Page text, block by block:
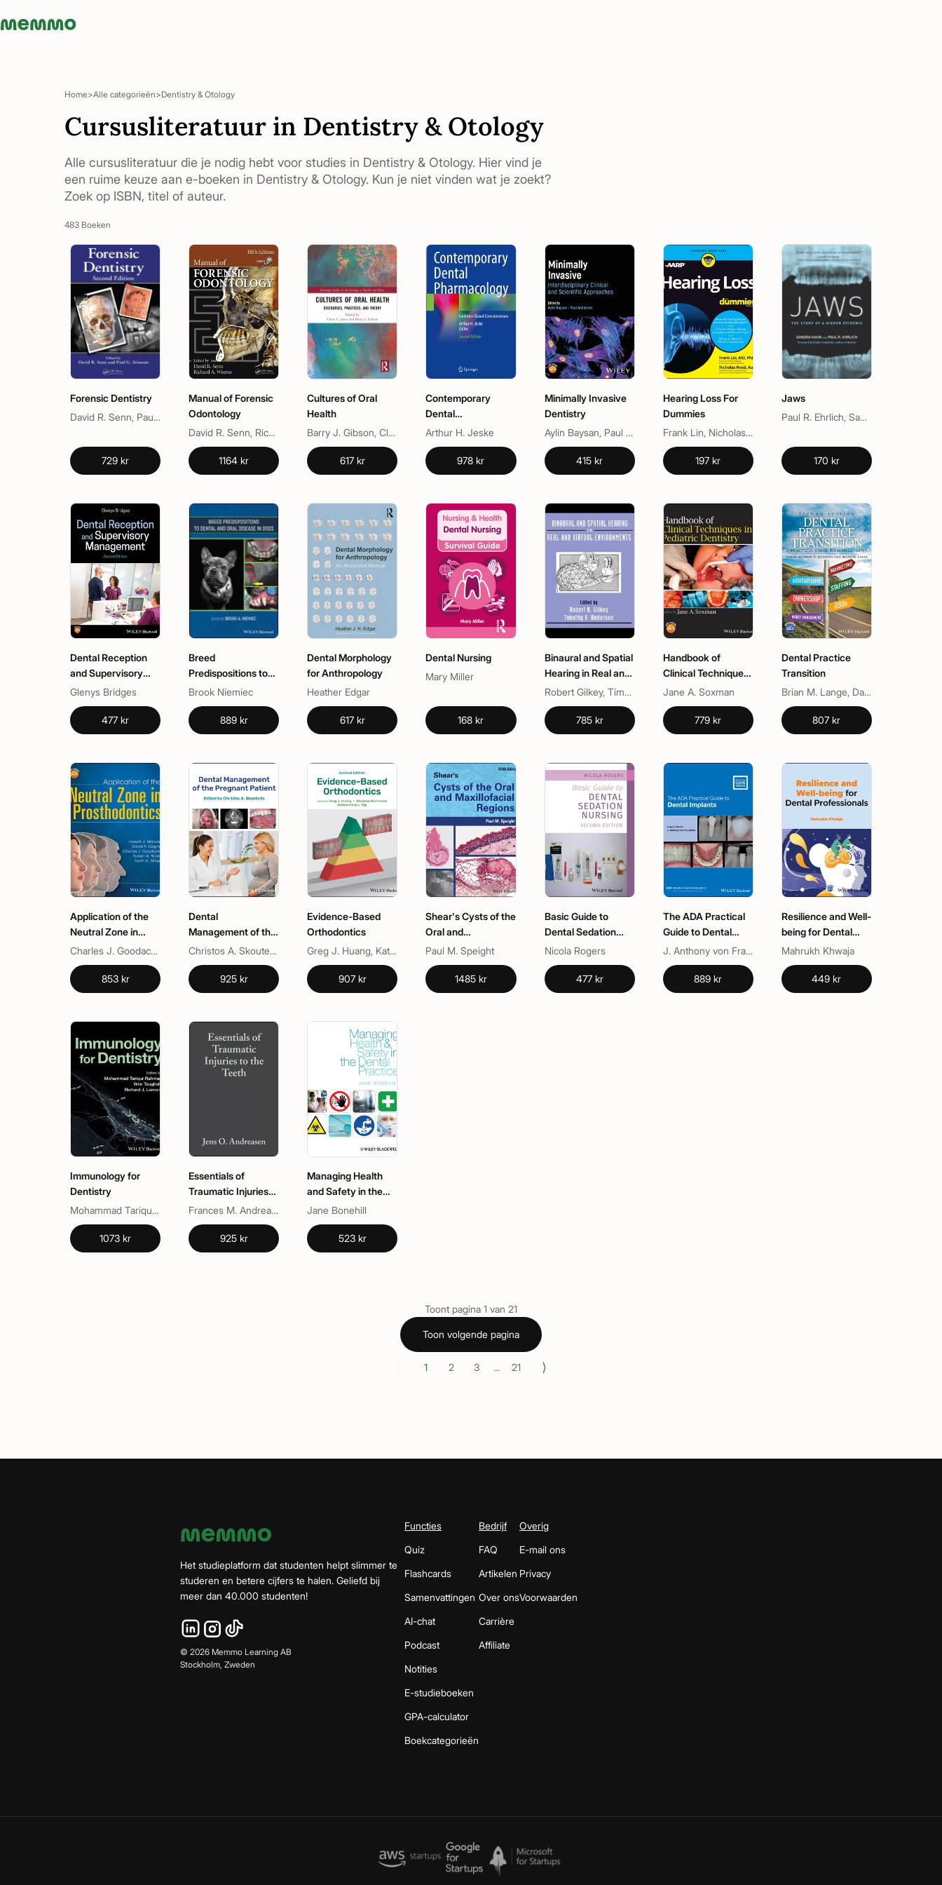
Memmo - AI-verktyg och digital kurslitteratur
Home Alle categorieën Dentistry & Otology
Cursusliteratuur in Dentistry & Otology
Alle cursusliteratuur die je nodig hebt voor studies in Dentistry & Otology. Hier vind je
een ruime keuze aan e-boeken in Dentistry & Otology. Kun je niet vinden wat je zoekt?
Zoek op ISBN, titel of auteur.
483 Boeken
Forensic Dentistry
David R. Senn, Paul G. Stimson
729 kr
Manual of Forensic
Odontology
David R. Senn, Richard A. Weems
1164 kr
Cultures of Oral
Health
Barry J. Gibson, Claire L. Jones
617 kr
Contemporary
Dental
Pharmacology
Arthur H. Jeske
978 kr
Minimally Invasive
Dentistry
Aylin Baysan, Paul Anderson
415 kr
Hearing Loss For
Dummies
Frank Lin, Nicholas Reed
197 kr
Jaws
Paul R. Ehrlich, Sandra Kahn
170 kr
Dental Reception
and Supervisory
Management
Glenys Bridges
477 kr
Breed
Predispositions to
Dental and Oral
Disease in Dogs
Brook Niemiec
889 kr
Dental Morphology
for Anthropology
Heather Edgar
617 kr
Dental Nursing
Mary Miller
168 kr
Binaural and Spatial
Hearing in Real and
Virtual
Environments
Robert Gilkey, Timothy R. Anderson
785 kr
Handbook of
Clinical Techniques
in Pediatric
Dentistry
Jane A. Soxman
779 kr
Dental Practice
Transition
Brian M. Lange, David G. Dunning
807 kr
Application of the
Neutral Zone in
Prosthodontics
Charles J. Goodacre, David R. Cagna, Joseph J. Massad, Russell A. Wicks, Swati A. Ahuja
853 kr
Dental
Management of the
Pregnant Patient Christos A. Skouteris
925 kr
Evidence-Based
Orthodontics
Greg J. Huang, Katherine W. L. Vig, Stephen Richmond
907 kr
Shear's Cysts of the
Oral and
Maxillofacial
Regions
Paul M. Speight
1485 kr
Basic Guide to
Dental Sedation
Nursing
Nicola Rogers
477 kr
The ADA Practical
Guide to Dental
Implants
J. Anthony von Fraunhofer, Luigi O. Massa
889 kr
Resilience and Well-
being for Dental
Professionals
Mahrukh Khwaja
449 kr
Immunology for
Dentistry
Mohammad Tariqur Rahman, Richard J. Lamont, Wim Teughels
1073 kr
Essentials of
Traumatic Injuries
to the Teeth
Frances M. Andreasen, Jens O. Andreasen
925 kr
Managing Health
and Safety in the
Dental Practice
Jane Bonehill
523 kr
Toont pagina 1 van 21
Toon volgende pagina
1 2 3 ... 21 ⟩
Het studieplatform dat studenten helpt slimmer te
studeren en betere cijfers te halen. Geliefd bij
meer dan 40.000 studenten!
© 2026 Memmo Learning AB
Stockholm, Zweden
Functies
Quiz
Flashcards
Samenvattingen
AI-chat
Podcast
Notities
E-studieboeken
GPA-calculator
Boekcategorieën
Bedrijf
FAQ
Artikelen
Over ons
Carrière
Affiliate
Overig
E-mail ons
Privacy
Voorwaarden